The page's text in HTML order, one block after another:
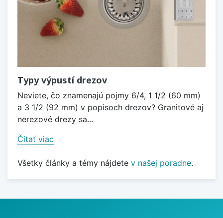
Typy výpustí drezov
Neviete, čo znamenajú pojmy 6/4, 1 1/2 (60 mm)
a 3 1/2 (92 mm) v popisoch drezov? Granitové aj
nerezové drezy sa...
Čítať viac
Všetky články a témy nájdete v našej poradne.